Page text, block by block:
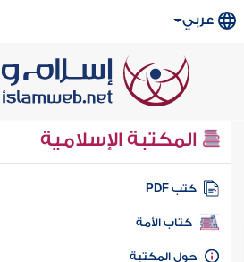
عربي
المكتبة الإسلامية
كتب PDF
كتاب الأمة